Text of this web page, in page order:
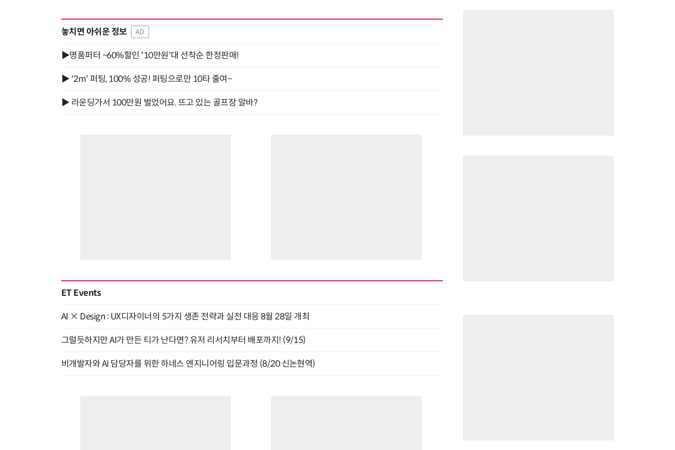
놓치면 아쉬운 정보 AD
▶명품퍼터 ~60%할인 '10만원'대 선착순 한정판매!
▶ '2m' 퍼팅, 100% 성공! 퍼팅으로만 10타 줄여~
▶ 라운딩가서 100만원 벌었어요. 뜨고 있는 골프장 알바?
ET Events
AI × Design : UX디자이너의 5가지 생존 전략과 실전 대응 8월 28일 개최
그럴듯하지만 AI가 만든 티가 난다면? 유저 리서치부터 배포까지! (9/15)
비개발자와 AI 담당자를 위한 하네스 엔지니어링 입문과정 (8/20 신논현역)